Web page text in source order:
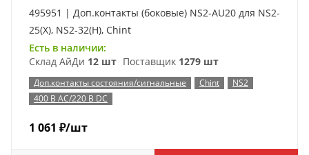
495951 | Доп.контакты (боковые) NS2-AU20 для NS2-
25(X), NS2-32(H), Chint
Есть в наличии:
Склад АйДи 12 шт Поставщик 1279 шт
Доп.контакты состояния/сигнальные Chint
NS2
400 В AC/220 В DC
1 061 ₽/шт